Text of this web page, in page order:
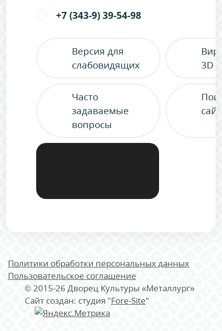
+7 (343-9) 39-54-98
Версия для
слабовидящих
3D
Часто
задаваемые
вопросы
Политики обработки персональных данных
Пользовательское соглашение
© 2015-26 Дворец Культуры «Металлург»
Сайт создан: студия "Fore-Site"